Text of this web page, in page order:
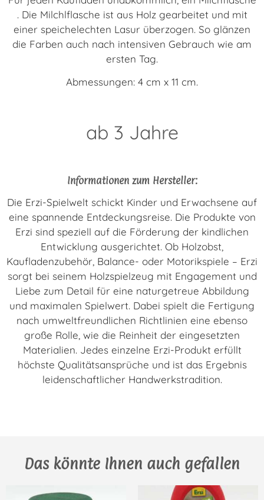
. Die Milchlflasche ist aus Holz gearbeitet und mit
einer speichelechten Lasur überzogen. So glänzen
die Farben auch nach intensiven Gebrauch wie am
ersten Tag.
Abmessungen: 4 cm x 11 cm.
ab 3 Jahre
Informationen zum Hersteller:
Die Erzi-Spielwelt schickt Kinder und Erwachsene auf
eine spannende Entdeckungsreise. Die Produkte von
Erzi sind speziell auf die Förderung der kindlichen
Entwicklung ausgerichtet. Ob Holzobst,
Kaufladenzubehör, Balance- oder Motorikspiele – Erzi
sorgt bei seinem Holzspielzeug mit Engagement und
Liebe zum Detail für eine naturgetreue Abbildung
und maximalen Spielwert. Dabei spielt die Fertigung
nach umweltfreundlichen Richtlinien eine ebenso
große Rolle, wie die Reinheit der eingesetzten
Materialien. Jedes einzelne Erzi-Produkt erfüllt
höchste Qualitätsansprüche und ist das Ergebnis
leidenschaftlicher Handwerkstradition.
Das könnte Ihnen auch gefallen